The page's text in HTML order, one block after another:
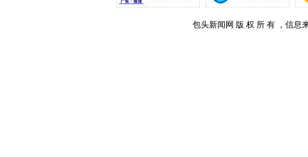
包头新闻网 版 权 所 有 ，信息